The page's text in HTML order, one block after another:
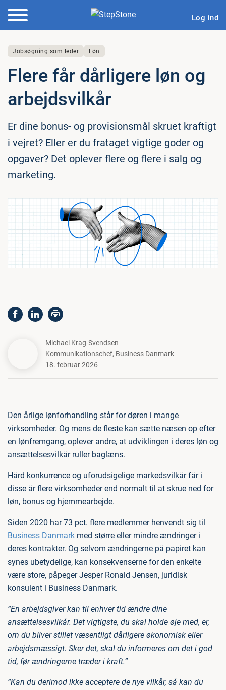
Log ind
Jobsøgning som leder Løn
Flere får dårligere løn og
ar­bejds­vil­kår
Er dine bonus- og provisionsmål skruet kraftigt
i vejret? Eller er du frataget vigtige goder og
opgaver? Det oplever flere og flere i salg og
marketing.
Michael Krag-Svendsen
Kommunikationschef, Business Danmark
18. februar 2026
Den årlige lønforhandling står for døren i mange
virksomheder. Og mens de fleste kan sætte næsen op efter
en lønfremgang, oplever andre, at udviklingen i deres løn og
ansættelsesvilkår ruller baglæns.
Hård konkurrence og uforudsigelige markedsvilkår får i
disse år flere virksomheder end normalt til at skrue ned for
løn, bonus og hjemmearbejde.
Siden 2020 har 73 pct. flere medlemmer henvendt sig til
Business Danmark med større eller mindre ændringer i
deres kontrakter. Og selvom ændringerne på papiret kan
synes ubetydelige, kan konsekvenserne for den enkelte
være store, påpeger Jesper Ronald Jensen, juridisk
konsulent i Business Danmark.
“En arbejdsgiver kan til enhver tid ændre dine
ansættelsesvilkår. Det vigtigste, du skal holde øje med, er,
om du bliver stillet væsentligt dårligere økonomisk eller
arbejdsmæssigt. Sker det, skal du informeres om det i god
tid, før ændringerne træder i kraft.”
“Kan du derimod ikke acceptere de nye vilkår, så kan du